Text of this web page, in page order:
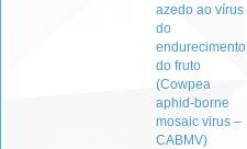
azedo ao vírus
do
endurecimento
do fruto
(Cowpea
aphid-borne
mosaic virus –
CABMV)